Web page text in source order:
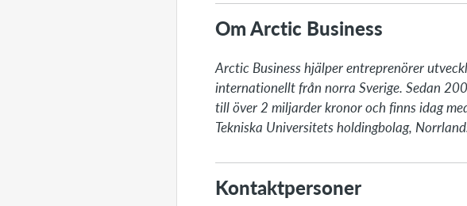
Om Arctic Business
Arctic Business hjälper entreprenörer
internationellt från norra Sverige. Sedan
till över 2 miljarder kronor och finns idag
Tekniska Universitets holdingbolag,
Kontaktpersoner